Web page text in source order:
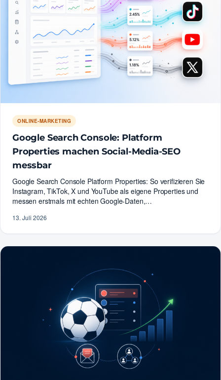
ONLINE-MARKETING
Google Search Console: Platform
Properties machen Social-Media-SEO
messbar
Google Search Console Platform Properties: So verifizieren Sie
Instagram, TikTok, X und YouTube als eigene Properties und
messen erstmals mit echten Google-Daten,…
13. Juli 2026